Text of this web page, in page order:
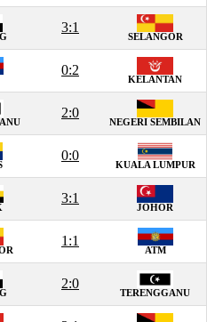
3:1
SELANGOR
0:2
KELANTAN
2:0
NEGERI SEMBILAN
0:0
KUALA LUMPUR
3:1
JOHOR
1:1
ATM
2:0
TERENGGANU